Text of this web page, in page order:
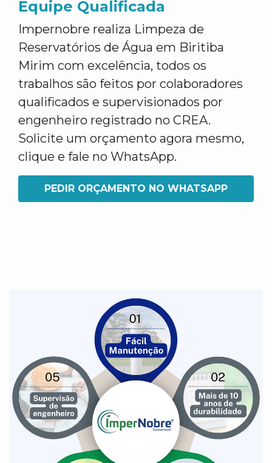
Equipe Qualificada
Impernobre realiza Limpeza de
Reservatórios de Água em Biritiba
Mirim com excelência, todos os
trabalhos são feitos por colaboradores
qualificados e supervisionados por
engenheiro registrado no CREA.
Solicite um orçamento agora mesmo,
clique e fale no WhatsApp.
PEDIR ORÇAMENTO NO WHATSAPP